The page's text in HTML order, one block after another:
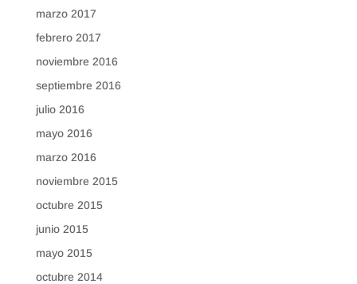
marzo 2017
febrero 2017
noviembre 2016
septiembre 2016
julio 2016
mayo 2016
marzo 2016
noviembre 2015
octubre 2015
junio 2015
mayo 2015
octubre 2014